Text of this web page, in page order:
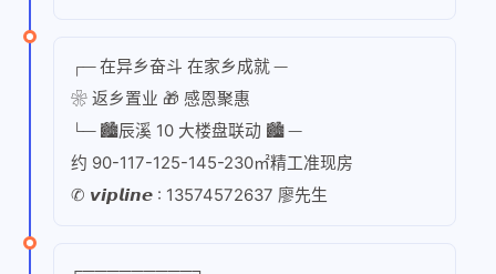
┌─ 在异乡奋斗 在家乡成就 ─
❀ 返乡置业 🎁 感恩聚惠
└─ 🏙辰溪 10 大楼盘联动 🏙 ─
约 90-117-125-145-230㎡精工准现房
✆ 𝙫𝙞𝙥𝙡𝙞𝙣𝙚 : 13574572637 廖先生